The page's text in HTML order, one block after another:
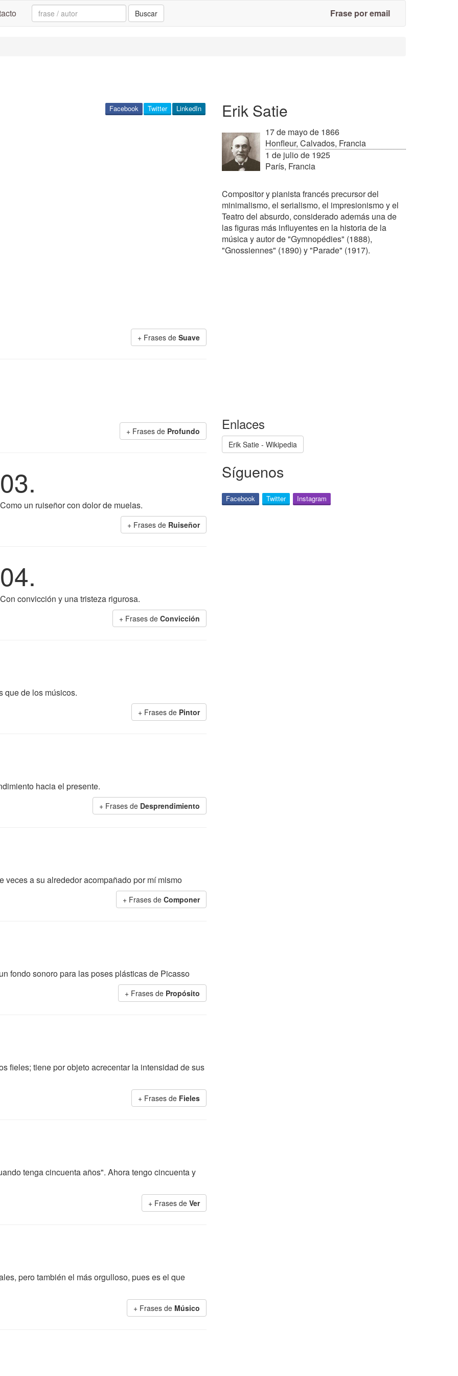
Search: Buscar Frase por email
LinkedIn
Twitter
Facebook
+ Frases de Suave
+ Frases de Profundo
03.
Como un ruiseñor con dolor de muelas.
+ Frases de Ruiseñor
04.
Con convicción y una tristeza rigurosa.
+ Frases de Convicción
que de los músicos.
+ Frases de Pintor
hacia el presente.
+ Frases de Desprendimiento
a su alrededor acompañado por mí mismo
+ Frases de Componer
fondo sonoro para las poses plásticas de Picasso
+ Frases de Propósito
fieles; tiene por objeto acrecentar la intensidad de sus
+ Frases de Fieles
tenga cincuenta años". Ahora tengo cincuenta y
+ Frases de Ver
pero también el más orgulloso, pues es el que
+ Frases de Músico
Erik Satie
17 de mayo de 1866
Honfleur, Calvados, Francia
1 de julio de 1925
París, Francia
Compositor y pianista francés precursor del
minimalismo, el serialismo, el impresionismo y el
Teatro del absurdo, considerado además una de
las figuras más influyentes en la historia de la
música y autor de "Gymnopédies" (1888),
"Gnossiennes" (1890) y "Parade" (1917).
Enlaces
Erik Satie - Wikipedia
Síguenos
Facebook Twitter Instagram